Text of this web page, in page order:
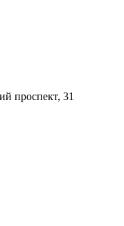
проспект, 31